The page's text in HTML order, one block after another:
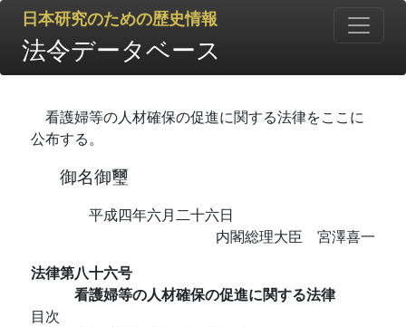
日本研究のための歴史情報
法令データベース
看護婦等の人材確保の促進に関する法律をここに
公布する。
御名御璽
平成四年六月二十六日
内閣総理大臣 宮澤喜一
法律第八十六号
看護婦等の人材確保の促進に関する法律
目次